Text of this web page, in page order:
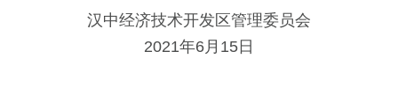
汉中经济技术开发区管理委员会
2021年6月15日